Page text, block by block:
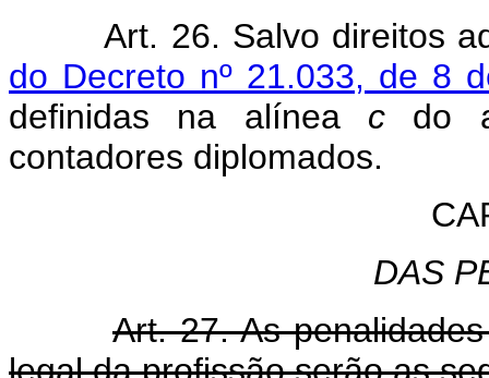
Art. 26. Salvo direitos
do Decreto nº 21.033, de 8
definidas na alínea c do
contadores diplomados.
DAS
Art. 27. As